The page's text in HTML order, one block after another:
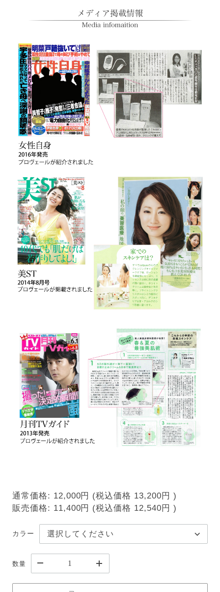
通常価格: 12,000円 (税込価格 13,200円 )
販売価格: 11,400円 (税込価格 12,540円 )
カラー
数量